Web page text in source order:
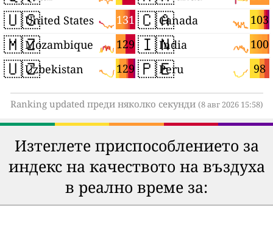
🇺🇸 131
United States
🇲🇿 129
Mozambique
🇺🇿 129
Uzbekistan
🇨🇦 103
Canada
🇮🇳 100
India
🇵🇪 98
Peru
Ranking updated преди няколко секунди (8 авг 2026 15:58)
Изтеглете приспособлението за
индекс на качеството на въздуха
в реално време за: